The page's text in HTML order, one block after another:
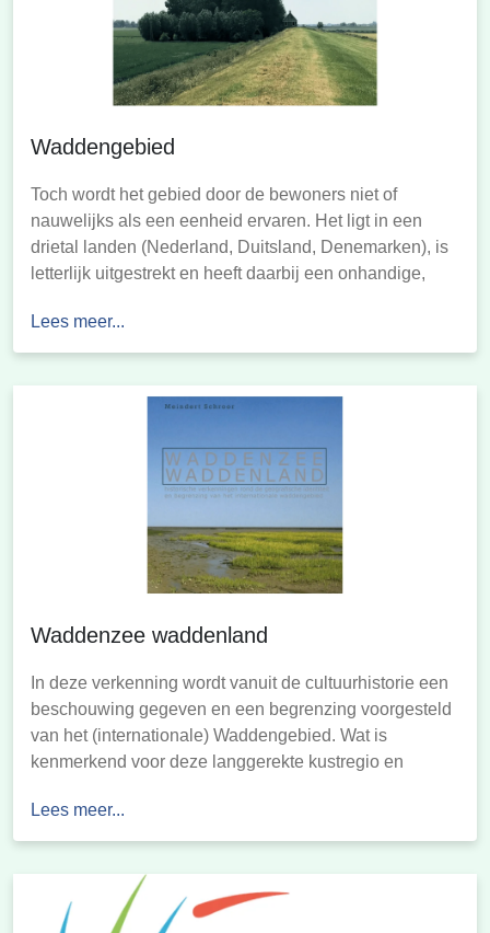
Waddengebied
Toch wordt het gebied door de bewoners niet of
nauwelijks als een eenheid ervaren. Het ligt in een
drietal landen (Nederland, Duitsland, Denemarken), is
letterlijk uitgestrekt en heeft daarbij een onhandige,
behalve de Waddenzee ook nog eens uit twee
hoofddelen: een verzameling eilanden met een
Lees meer...
Waddenzee waddenland
In deze verkenning wordt vanuit de cultuurhistorie een
beschouwing gegeven en een begrenzing voorgesteld
van het (internationale) Waddengebied. Wat is
kenmerkend voor deze langgerekte kustregio en
van begrenzing, de omvang en het inwonertal van de
verschillende onderdelen van het internationale
Lees meer...